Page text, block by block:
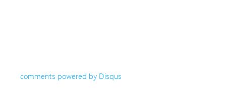
comments powered by Disqus